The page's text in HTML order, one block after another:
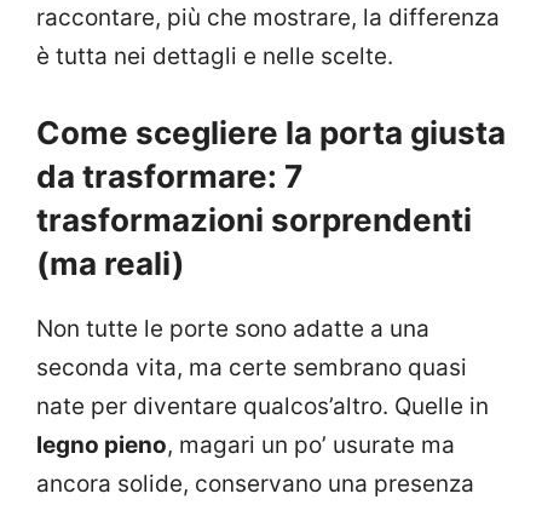
raccontare, più che mostrare, la differenza
è tutta nei dettagli e nelle scelte.
Come scegliere la porta giusta
da trasformare: 7
trasformazioni sorprendenti
(ma reali)
Non tutte le porte sono adatte a una
seconda vita, ma certe sembrano quasi
nate per diventare qualcos’altro. Quelle in
legno pieno, magari un po’ usurate ma
ancora solide, conservano una presenza